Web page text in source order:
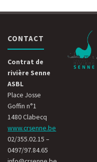
CONTACT
Contrat de
rivière Senne
ASBL
Place Josse
Goffin n°1
1480 Clabecq
www.crsenne.be
02/355.02.15 –
0497/97.84.65